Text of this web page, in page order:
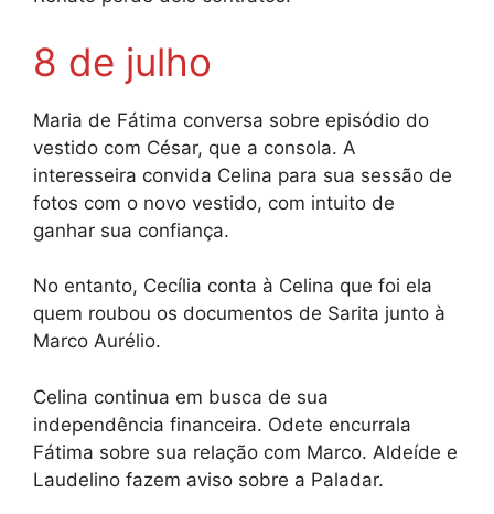
8 de julho
Maria de Fátima conversa sobre episódio do
vestido com César, que a consola. A
interesseira convida Celina para sua sessão de
fotos com o novo vestido, com intuito de
ganhar sua confiança.
No entanto, Cecília conta à Celina que foi ela
quem roubou os documentos de Sarita junto à
Marco Aurélio.
Celina continua em busca de sua
independência financeira. Odete encurrala
Fátima sobre sua relação com Marco. Aldeíde e
Laudelino fazem aviso sobre a Paladar.